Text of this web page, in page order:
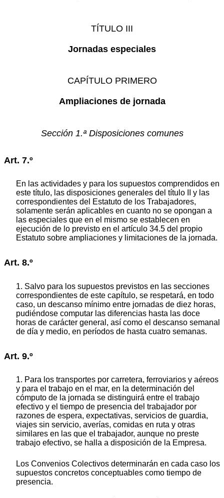
TÍTULO III
Jornadas especiales
CAPÍTULO PRIMERO
Ampliaciones de jornada
Sección 1.ª Disposiciones comunes
Art. 7.º
En las actividades y para los supuestos comprendidos en
este título, las disposiciones generales del título II y las
correspondientes del Estatuto de los Trabajadores,
solamente serán aplicables en cuanto no se opongan a
las especiales que en el mismo se establecen en
ejecución de lo previsto en el artículo 34.5 del propio
Estatuto sobre ampliaciones y limitaciones de la jornada.
Art. 8.º
1. Salvo para los supuestos previstos en las secciones
correspondientes de este capítulo, se respetará, en todo
caso, un descanso mínimo entre jornadas de diez horas,
pudiéndose computar las diferencias hasta las doce
horas de carácter general, así como el descanso semanal
de día y medio, en períodos de hasta cuatro semanas.
Art. 9.º
1. Para los transportes por carretera, ferroviarios y aéreos
y para el trabajo en el mar, en la determinación del
cómputo de la jornada se distinguirá entre el trabajo
efectivo y el tiempo de presencia del trabajador por
razones de espera, expectativas, servicios de guardia,
viajes sin servicio, averías, comidas en ruta y otras
similares en las que el trabajador, aunque no preste
trabajo efectivo, se halla a disposición de la Empresa.
Los Convenios Colectivos determinarán en cada caso los
supuestos concretos conceptuables como tiempo de
presencia.